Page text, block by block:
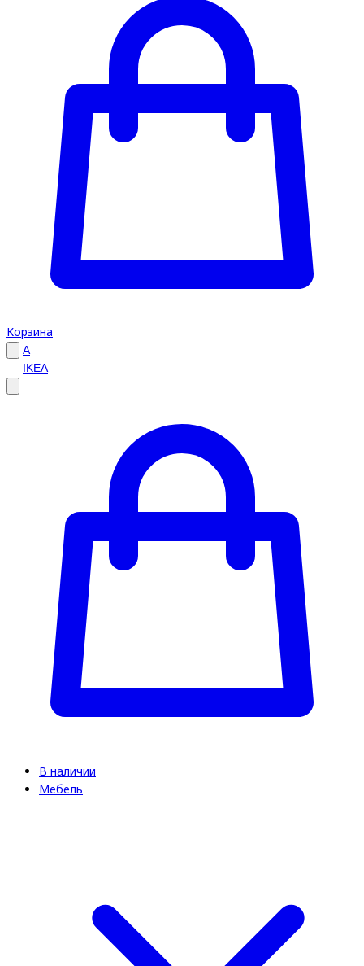
Корзина
A
IKEA
В наличии
Мебель